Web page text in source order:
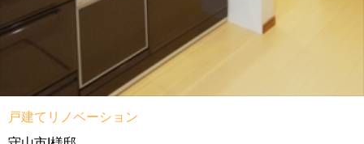
戸建てリノベーション